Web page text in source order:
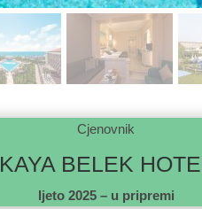
Cjenovnik
KAYA BELEK
ljeto 2025 – u pripremi